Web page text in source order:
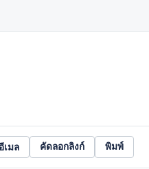
เมล คัดลอกลิงก์ พิมพ์